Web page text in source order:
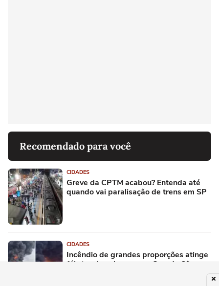
Recomendado para você
CIDADES
Greve da CPTM acabou? Entenda até
quando vai paralisação de trens em SP
CIDADES
Incêndio de grandes proporções atinge
fábrica de solventes na Grande São